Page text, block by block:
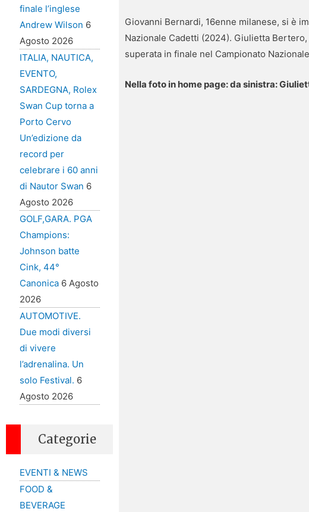
finale l’inglese
Andrew Wilson 6
Agosto 2026
ITALIA, NAUTICA,
EVENTO,
SARDEGNA, Rolex
Swan Cup torna a
Porto Cervo
Un’edizione da
record per
celebrare i 60 anni
di Nautor Swan 6
Agosto 2026
GOLF,GARA. PGA
Champions:
Johnson batte
Cink, 44°
Canonica 6 Agosto
2026
AUTOMOTIVE.
Due modi diversi
di vivere
l’adrenalina. Un
solo Festival. 6
Agosto 2026
Categorie
EVENTI & NEWS
FOOD &
BEVERAGE
Giovanni Bernardi, 16enne milanese, si è
Nazionale Cadetti (2024). Giulietta
superata in finale nel Campionato
Nella foto in home page: da sinistra: